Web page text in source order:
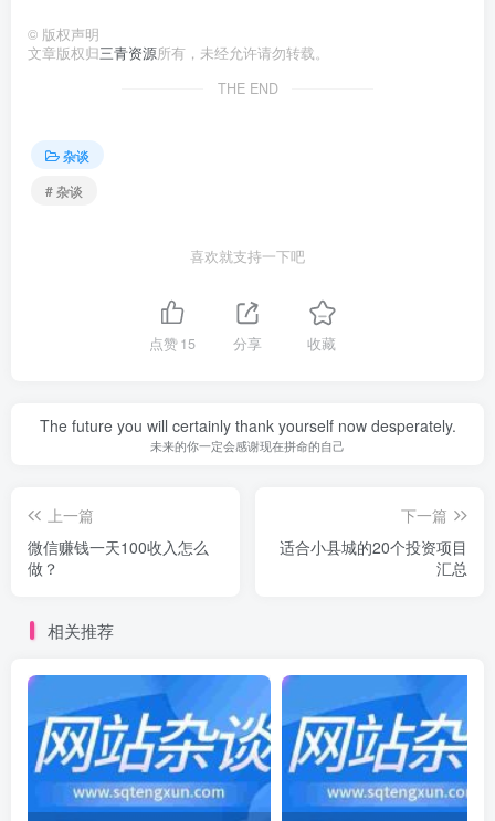
© 版权声明
文章版权归三青资源所有，未经允许请勿转载。
THE END
杂谈
# 杂谈
喜欢就支持一下吧
点赞15 分享 收藏
The future you will certainly thank yourself now desperately.
未来的你一定会感谢现在拼命的自己
上一篇
微信赚钱一天100收入怎么
做？
下一篇
适合小县城的20个投资项目
汇总
相关推荐